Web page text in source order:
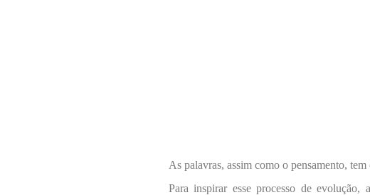
As palavras, assim como o pensamento,
Para inspirar esse processo de